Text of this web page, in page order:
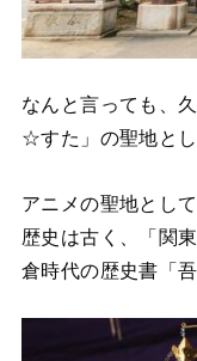
なんと言っても、
☆すた」の聖地とし
アニメの聖地とし
歴史は古く、「関
倉時代の歴史書「